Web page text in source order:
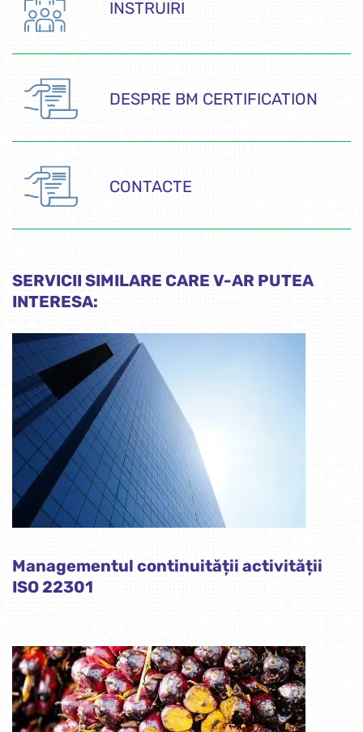
INSTRUIRI
DESPRE BM CERTIFICATION
CONTACTE
SERVICII SIMILARE CARE V-AR PUTEA
INTERESA:
Managementul continuității activității
ISO 22301